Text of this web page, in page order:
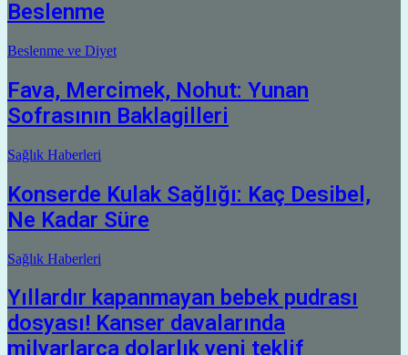
Beslenme
Beslenme ve Diyet
Fava, Mercimek, Nohut: Yunan
Sofrasının Baklagilleri
Sağlık Haberleri
Konserde Kulak Sağlığı: Kaç Desibel,
Ne Kadar Süre
Sağlık Haberleri
Yıllardır kapanmayan bebek pudrası
dosyası! Kanser davalarında
milyarlarca dolarlık yeni teklif